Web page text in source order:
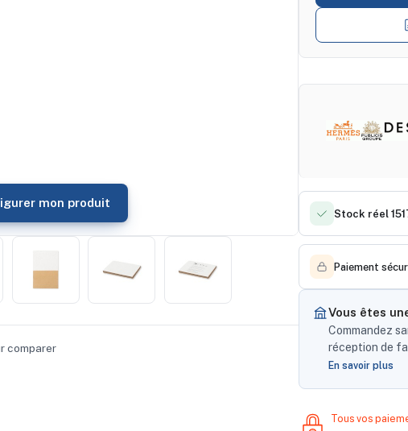
mon produit
comparer
Stock réel
Paiement
Vous êtes
Commandez
réception de
En savoir plus
Tous vos